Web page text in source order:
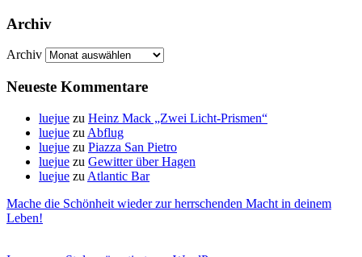
Archiv
Archiv
Neueste Kommentare
luejue zu Heinz Mack „Zwei Licht-Prismen“
luejue zu Abflug
luejue zu Piazza San Pietro
luejue zu Gewitter über Hagen
luejue zu Atlantic Bar
Mache die Schönheit wieder zur herrschenden Macht in deinem
Leben!